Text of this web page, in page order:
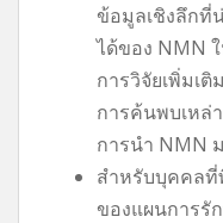
ข้อมูลเชิงลึกที่
ได้ของ NMN
การวิจัยเพิ่มเ
การค้นพบเหล่
การนำ NMN
สำหรับบุคคลที่
ของแผนการรั